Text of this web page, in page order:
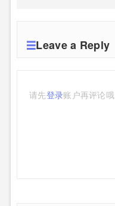
Leave a Reply
请先登录账户再评论哦